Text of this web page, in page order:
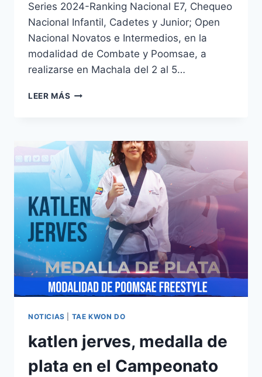
Series 2024-Ranking Nacional E7, Chequeo
Nacional Infantil, Cadetes y Junior; Open
Nacional Novatos e Intermedios, en la
modalidad de Combate y Poomsae, a
realizarse en Machala del 2 al 5…
LEER MÁS
NOTICIAS TAE KWON DO
katlen jerves, medalla de
plata en el Campeonato